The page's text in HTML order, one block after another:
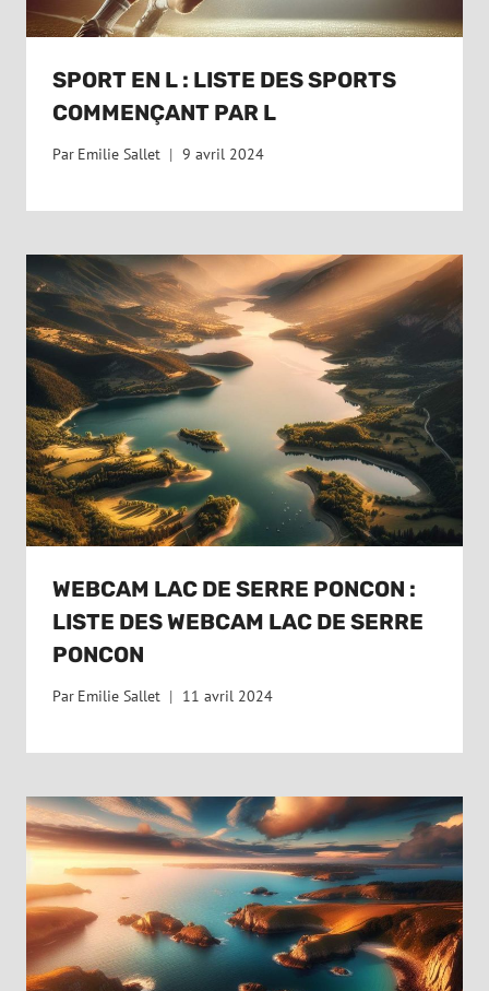
SPORT EN L : LISTE DES SPORTS
COMMENÇANT PAR L
Par Emilie Sallet 9 avril 2024
WEBCAM LAC DE SERRE PONCON :
LISTE DES WEBCAM LAC DE SERRE
PONCON
Par Emilie Sallet 11 avril 2024